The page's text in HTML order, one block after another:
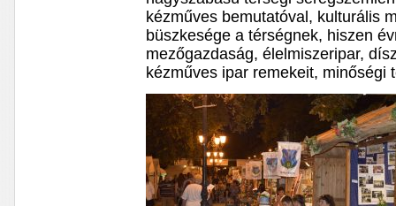
kézműves bemutatóval, kulturális
büszkesége a térségnek, hiszen
mezőgazdaság, élelmiszeripar,
kézműves ipar remekeit, minőségi